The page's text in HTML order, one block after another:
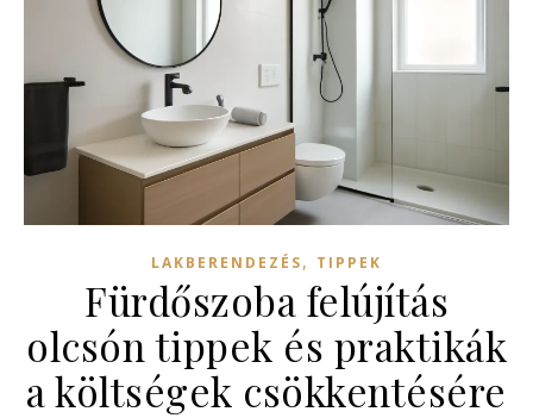
LAKBERENDEZÉS, TIPPEK
Fürdőszoba felújítás
olcsón tippek és praktikák
a költségek csökkentésére